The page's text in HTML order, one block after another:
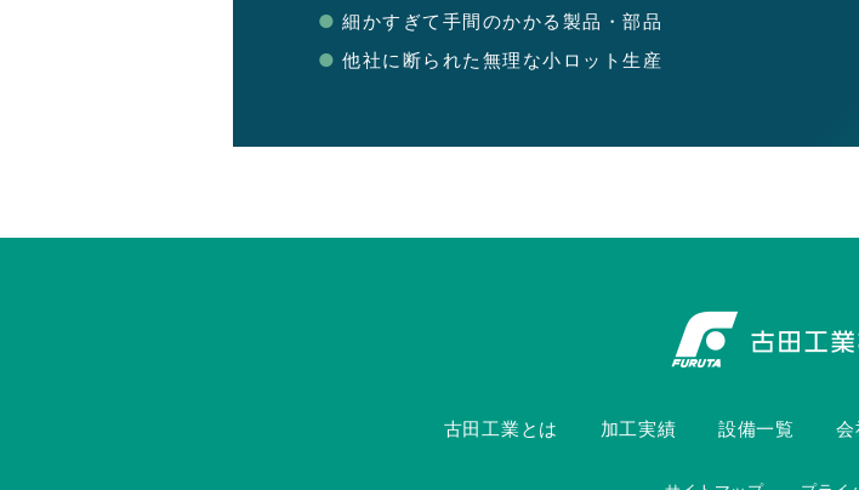
細かすぎて手間のかかる製品・部品
他社に断られた無理な小ロット生産
古田工業とは 加工実績 設備一覧 会